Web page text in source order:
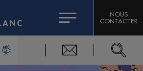
DE L'EXPERT
CITIZEN MACHINERY
MASSIF DOMAINES SKIABLES
DU MONT-BLANC
NOUS
CONTACTER